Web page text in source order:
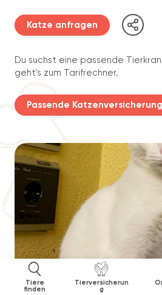
Tiere
finden
Tierversicherun
g
Katze anfragen
Du suchst eine passende
geht's zum Tarifrechner.
Passende Katzenversicherung